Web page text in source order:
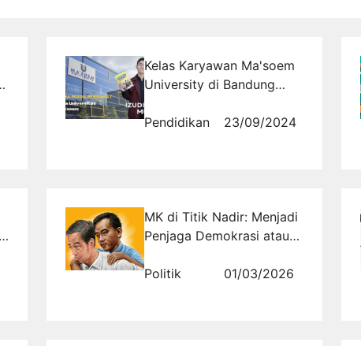
Kelas Karyawan Ma'soem
University di Bandung
Mendukung Karir Sukses
Pendidikan 23/09/2024
MK di Titik Nadir: Menjadi
Penjaga Demokrasi atau
Jokowi?
Politik 01/03/2026